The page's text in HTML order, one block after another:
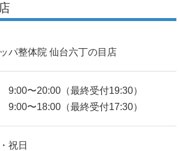
パ整体院 仙台六丁の目店
〜20:00（最終受付19:30）
9:00〜18:00（最終受付17:30）
祝日